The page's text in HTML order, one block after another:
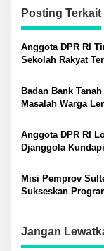
Posting Terkait
Anggota DPR RI
Sekolah Rakyat
Keberpihakan
Pemerintah
Badan Bank
Masalah Warga
ATR/BPN:
Masyarakat itu
Anggota DPR RI
Djanggola
Kritik dan Masukan
Kawal Program
Misi Pemprov
Sukseskan
Asta Cita
Masyarakat
Jangan